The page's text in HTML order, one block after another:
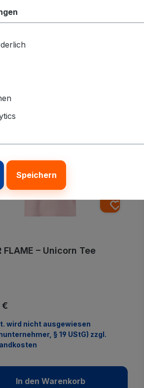
§ 19 UStG) zzgl.
FLAME – Unicorn Tee
Preis:
wird nicht ausgewiesen
§ 19 UStG) zzgl.
In den Warenkorb
Speichern